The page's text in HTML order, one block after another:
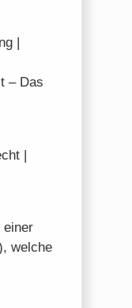
|
– Das
|
einer
welche